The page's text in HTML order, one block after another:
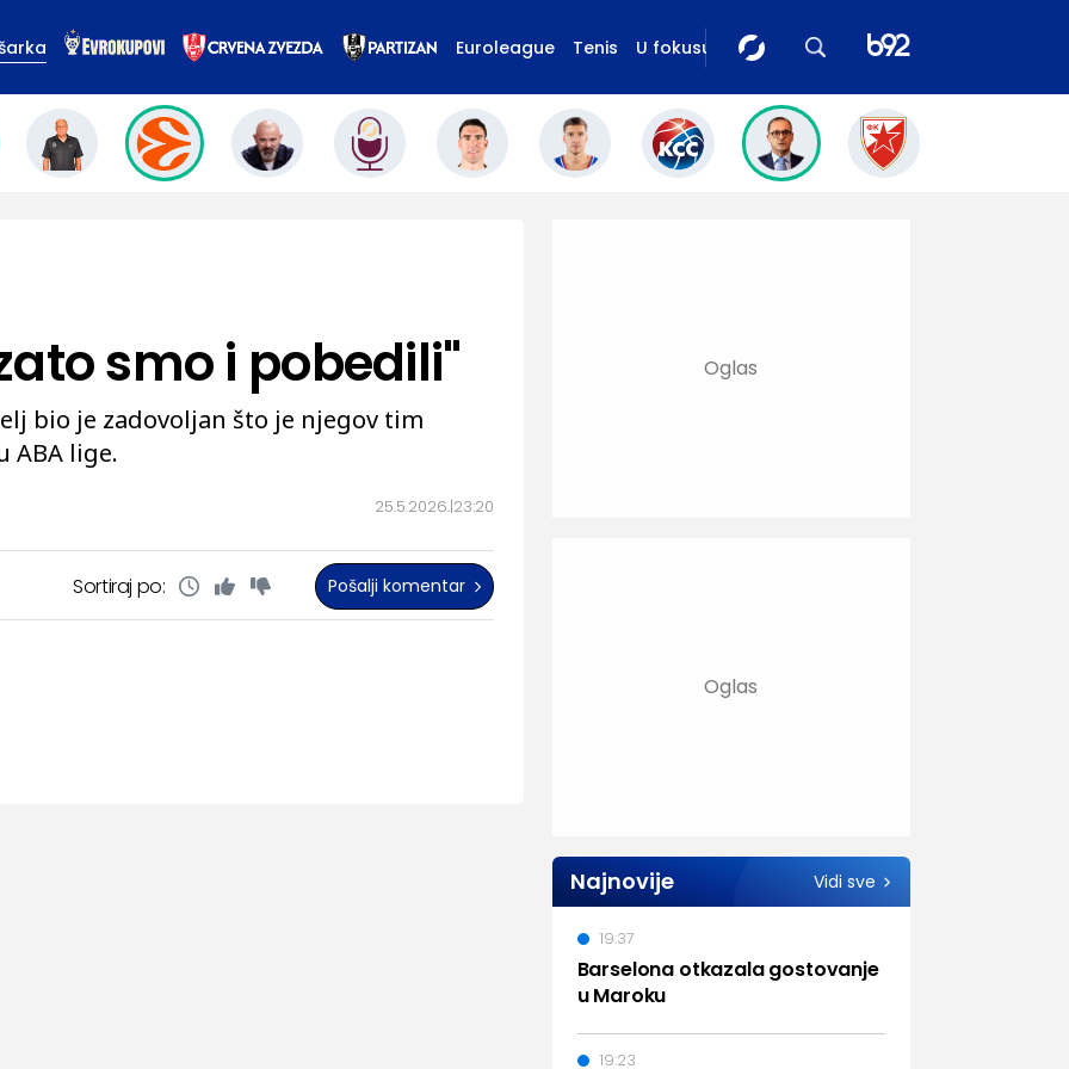
Euroleague Tenis U fokusu
25.5.2026. 23:20
smo i pobedili"
bio je zadovoljan što je njegov tim
ABA lige.
Sortiraj po: Pošalji komentar
Najnovije Vidi sve
Barselona otkazala gostovanje
u Maroku
19:37
19:23